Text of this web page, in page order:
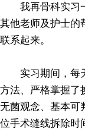
我再骨科实习一
其他老师及护士的
联系起来。
实习期间，每天
方法、严格掌握了
无菌观念、基本可
位手术缝线拆除时